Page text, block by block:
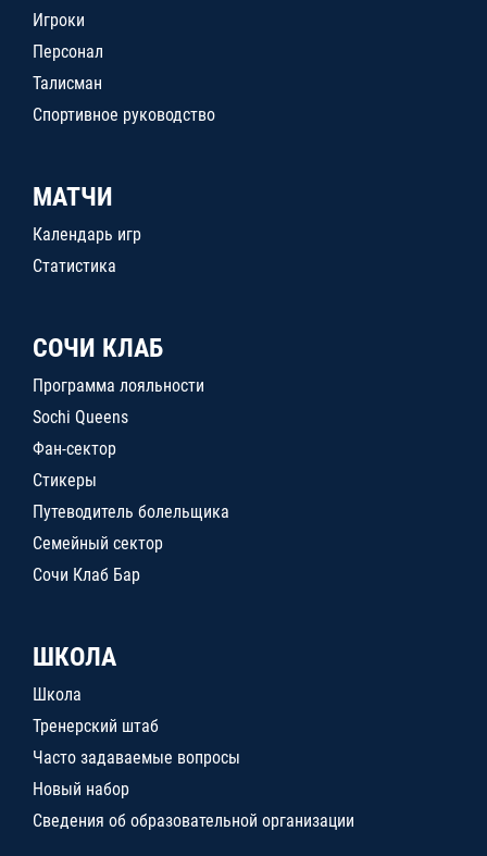
Игроки
Персонал
Талисман
Спортивное руководство
МАТЧИ
Календарь игр
Статистика
СОЧИ КЛАБ
Программа лояльности
Sochi Queens
Фан-сектор
Стикеры
Путеводитель болельщика
Семейный сектор
Сочи Клаб Бар
ШКОЛА
Школа
Тренерский штаб
Часто задаваемые вопросы
Новый набор
Сведения об образовательной организации